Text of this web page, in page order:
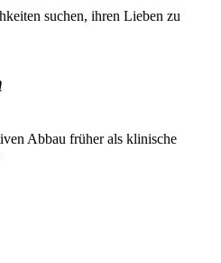
suchen, ihren Lieben zu
Abbau früher als klinische